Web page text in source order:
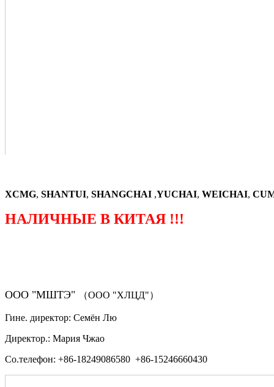
XCMG, SHANTUI, SHANGCHAI ,YUCHAI, WEICHAI,
НАЛИЧНЫЕ В КИТАЯ !!!
ООО "МШТЭ" （ООО "ХЛЦД"）
Гине. директор: Семён Лю
Директор.: Мария Чжао
Со.телефон: +86-18249086580 +86-15246660430